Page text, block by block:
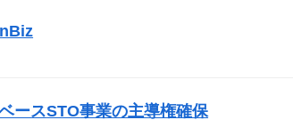
ースSTO事業の主導権確保